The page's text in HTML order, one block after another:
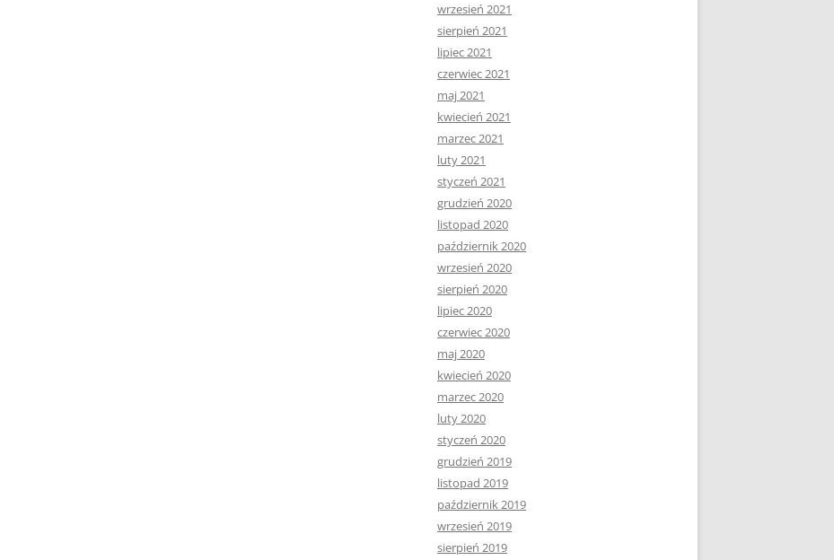
wrzesień 2021
sierpień 2021
lipiec 2021
czerwiec 2021
maj 2021
kwiecień 2021
marzec 2021
luty 2021
styczeń 2021
grudzień 2020
listopad 2020
październik 2020
wrzesień 2020
sierpień 2020
lipiec 2020
czerwiec 2020
maj 2020
kwiecień 2020
marzec 2020
luty 2020
styczeń 2020
grudzień 2019
listopad 2019
październik 2019
wrzesień 2019
sierpień 2019